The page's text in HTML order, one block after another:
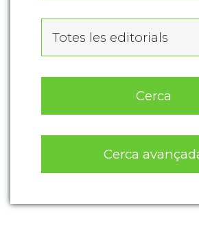
Totes les editorials
Cerca
Cerca